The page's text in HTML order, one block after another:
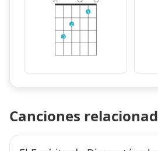
3
2
1
Canciones